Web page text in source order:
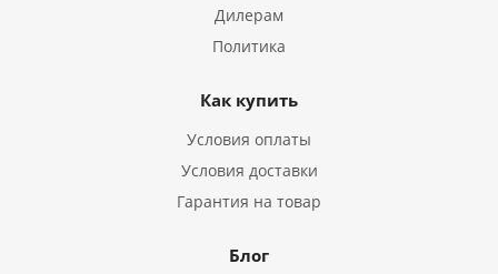
Дилерам
Политика
Как купить
Условия оплаты
Условия доставки
Гарантия на товар
Блог